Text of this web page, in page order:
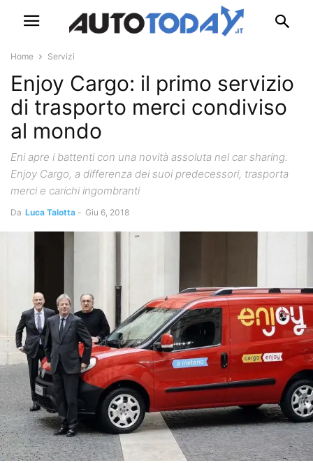
Home Servizi
Enjoy Cargo: il primo servizio
di trasporto merci condiviso
al mondo
Eni apre i battenti con una novità assoluta nel car sharing.
Enjoy Cargo, a differenza dei suoi predecessori, trasporta
merci e carichi ingombranti
Da Luca Talotta - Giu 6, 2018